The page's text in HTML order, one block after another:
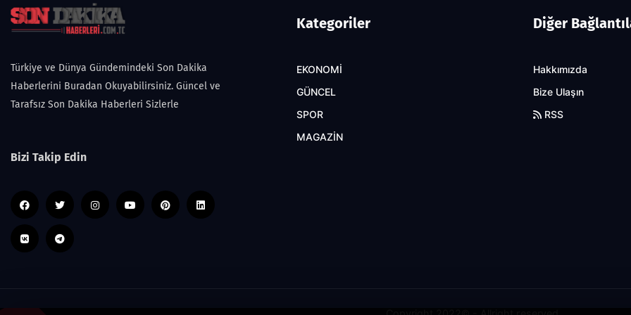
Türkiye ve Dünya Gündemindeki Son Dakika
Haberlerini Buradan Okuyabilirsiniz. Güncel ve
Tarafsız Son Dakika Haberleri Sizlerle
Bizi Takip Edin
Kategoriler
EKONOMİ
GÜNCEL
SPOR
MAGAZİN
Diğer
Hakkımızda
Bize Ulaşın
RSS